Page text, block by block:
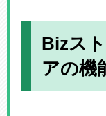
Bizス
アの機